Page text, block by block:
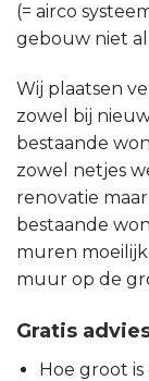
(= airco
gebouw niet
Wij plaatsen
zowel bij
bestaande
zowel netjes
renovatie
bestaande
muren
muur op de
Gratis
Hoe groot